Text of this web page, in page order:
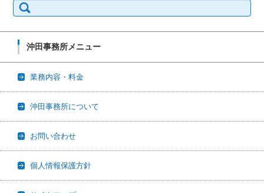
索:
沖田事務所メニュー
業務内容・料金
沖田事務所について
お問い合わせ
個人情報保護方針